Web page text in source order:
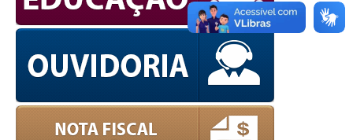
European Commission |